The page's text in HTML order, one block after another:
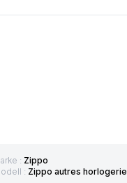
: Zippo
: Zippo autres horlogerie